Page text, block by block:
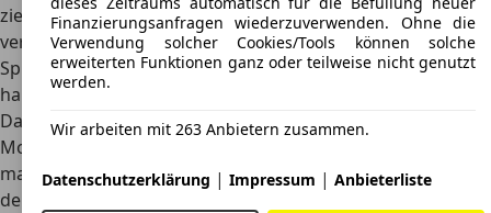
zieht. An den Flanken sind die Türgriffe in Einbuchtungen
versteckt, der Tankstutzen sitzt im Kofferraum und die
Spiegel sind in Wagenfarbe lackiert, sodass die
harmonische Seitenlinie nicht unterbrochen wird.
Das flache und breite Heck zitiert den Schwung der
Motorhaube und wird in Asphaltnähe durch die beiden
markanten Auspuffendrohre abgesetzt. In der Serie steht
der TVR Griffith an der Vorderachse auf 15-Zoll-Felgen und
Finanzierungsanfragen wiederzuverwenden. Ohne die
Verwendung solcher Cookies/Tools können solche
erweiterten Funktionen ganz oder teilweise nicht genutzt
werden.
Wir arbeiten mit 263 Anbietern zusammen.
Datenschutzerklärung | Impressum | Anbieterliste